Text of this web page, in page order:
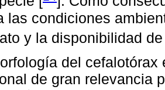
las condiciones
y la disponibilidad
del
de gran relevancia